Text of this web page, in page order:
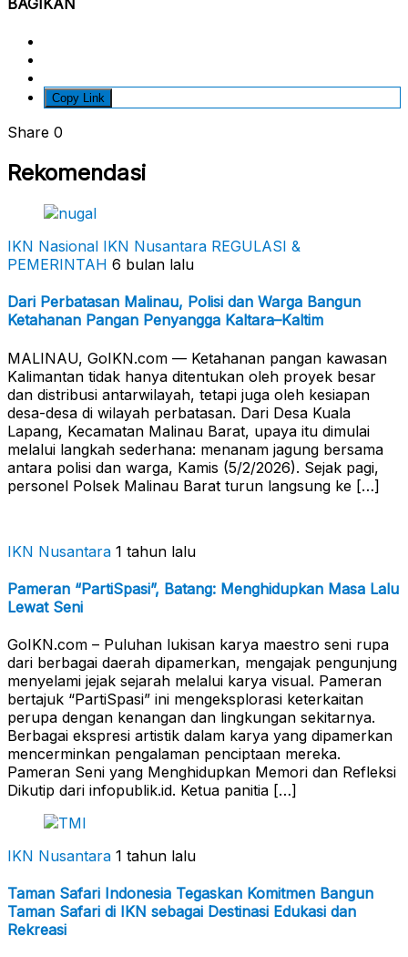
BAGIKAN
Copy Link
Share 0
Rekomendasi
IKN Nasional IKN Nusantara REGULASI &
PEMERINTAH 6 bulan lalu
Dari Perbatasan Malinau, Polisi dan Warga Bangun
Ketahanan Pangan Penyangga Kaltara–Kaltim
MALINAU, GoIKN.com — Ketahanan pangan kawasan
Kalimantan tidak hanya ditentukan oleh proyek besar
dan distribusi antarwilayah, tetapi juga oleh kesiapan
desa-desa di wilayah perbatasan. Dari Desa Kuala
Lapang, Kecamatan Malinau Barat, upaya itu dimulai
melalui langkah sederhana: menanam jagung bersama
antara polisi dan warga, Kamis (5/2/2026). Sejak pagi,
personel Polsek Malinau Barat turun langsung ke […]
IKN Nusantara 1 tahun lalu
Pameran “PartiSpasi”, Batang: Menghidupkan Masa Lalu
Lewat Seni
GoIKN.com – Puluhan lukisan karya maestro seni rupa
dari berbagai daerah dipamerkan, mengajak pengunjung
menyelami jejak sejarah melalui karya visual. Pameran
bertajuk “PartiSpasi” ini mengeksplorasi keterkaitan
perupa dengan kenangan dan lingkungan sekitarnya.
Berbagai ekspresi artistik dalam karya yang dipamerkan
mencerminkan pengalaman penciptaan mereka.
Pameran Seni yang Menghidupkan Memori dan Refleksi
Dikutip dari infopublik.id. Ketua panitia […]
IKN Nusantara 1 tahun lalu
Taman Safari Indonesia Tegaskan Komitmen Bangun
Taman Safari di IKN sebagai Destinasi Edukasi dan
Rekreasi